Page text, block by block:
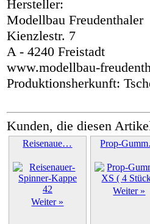
Hersteller:
Modellbau Freudenthaler
Kienzlestr. 7
A - 4240 Freistadt
www.modellbau-
Produktionsherkunft:
Kunden, die diesen
Reisenaue…
Weiter »
Prop-
Weiter »